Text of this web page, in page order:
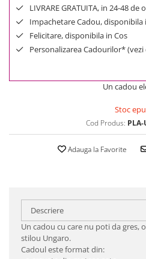
LIVRARE GRATUITA, in 24-48 de
Impachetare Cadou, disponibila
Felicitare, disponibila in Cos
Personalizarea Cadourilor*
Un cadou
Stoc
Cod Produs: PLA-
Adauga la Favorite
Descriere
Un cadou cu care nu poti da gres,
stilou Ungaro.
Cadoul este format din: